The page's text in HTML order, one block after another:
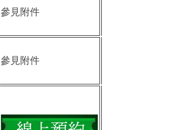
參見附件
參見附件